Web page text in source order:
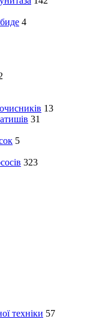
4
13
31
5
323
техніки 57